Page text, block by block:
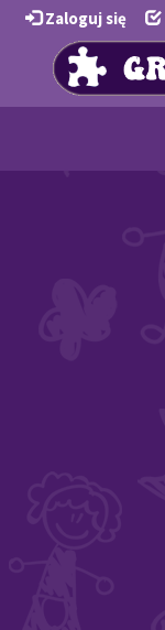
Zaloguj się